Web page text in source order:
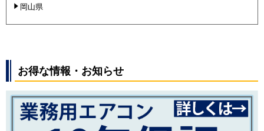
岡山県
お得な情報・お知らせ